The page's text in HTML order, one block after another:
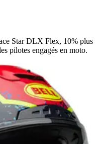
Star DLX Flex, 10% plus
pilotes engagés en moto.